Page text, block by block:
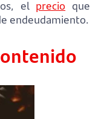
el precio que
endeudamiento.